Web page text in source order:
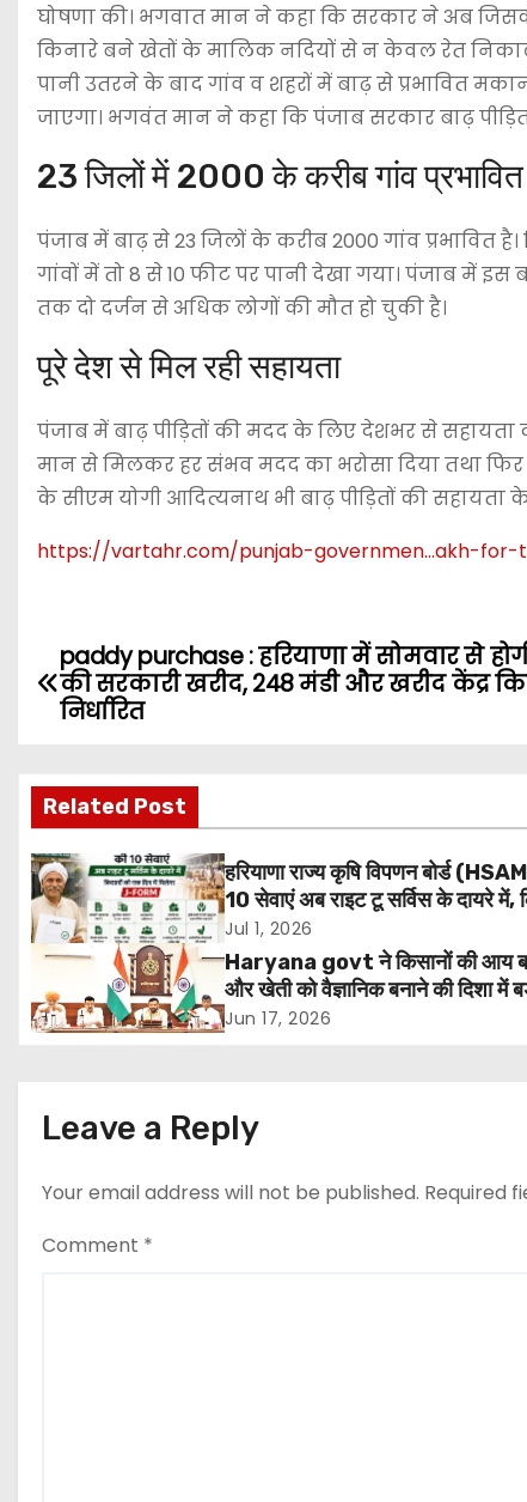
घोषणा की। भगवात मान ने कहा कि सरकार ने अब
किनारे बने खेतों के मालिक नदियों से न केवल रेत
पानी उतरने के बाद गांव व शहरों में बाढ़ से
जाएगा। भगवंत मान ने कहा कि पंजाब सरकार बाढ़
23 जिलों में 2000 के करीब गांव प्रभावित
पंजाब में बाढ़ से 23 जिलों के करीब 2000 गांव प्रभावित
गांवों में तो 8 से 10 फीट पर पानी देखा गया। पंजाब में
तक दो दर्जन से अधिक लोगों की मौत हो चुकी है।
पूरे देश से मिल रही सहायता
पंजाब में बाढ़ पीड़ितों की मदद के लिए देशभर से सहायता
मान से मिलकर हर संभव मदद का भरोसा दिया तथा फिर
के सीएम योगी आदित्यनाथ भी बाढ़ पीड़ितों की
https://vartahr.com/punjab-governmen…akh-for-
P
t
n
a
v
i
a
paddy purchase : हरियाणा में सोमवार से
की सरकारी खरीद, 248 मंडी और खरीद केंद्र
निर्धारित
Related Post
हरियाणा राज्य कृषि विपणन बोर्ड
10 सेवाएं अब राइट टू सर्विस के दायरे में,
को 1 दिन में मिलेगा J-Form
Jul 1, 2026
Haryana govt ने किसानों की आय
और खेती को वैज्ञानिक बनाने की दिशा में
उठाया है।
Jun 17, 2026
Leave a Reply
Your email address will not be published. Required
Comment *